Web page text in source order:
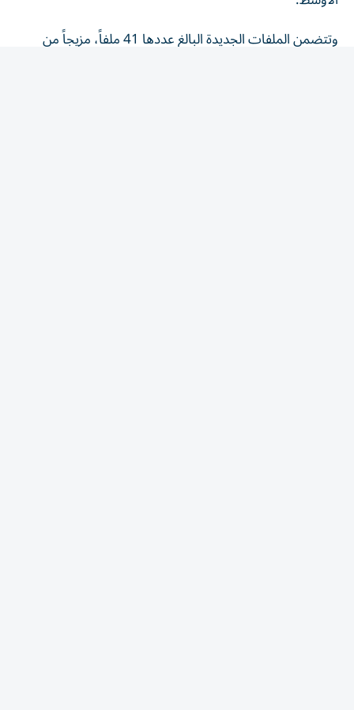
وتتضمن الملفات الجديدة البالغ عددها 41 ملفاً، مزيجاً من
الوثائق والصور ومقاطع الفيديو، والتي تأتي من سجلات